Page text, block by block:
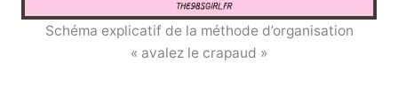
Schéma explicatif de la méthode d’organisation
« avalez le crapaud »